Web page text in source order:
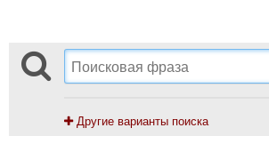
Другие варианты поиска